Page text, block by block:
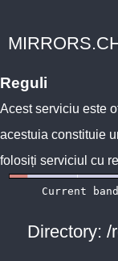
Reguli
Acest serviciu este
acestuia constituie
folosiți serviciul cu
Directory: /